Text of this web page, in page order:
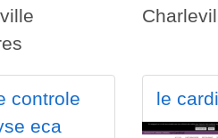
controle
eca
le